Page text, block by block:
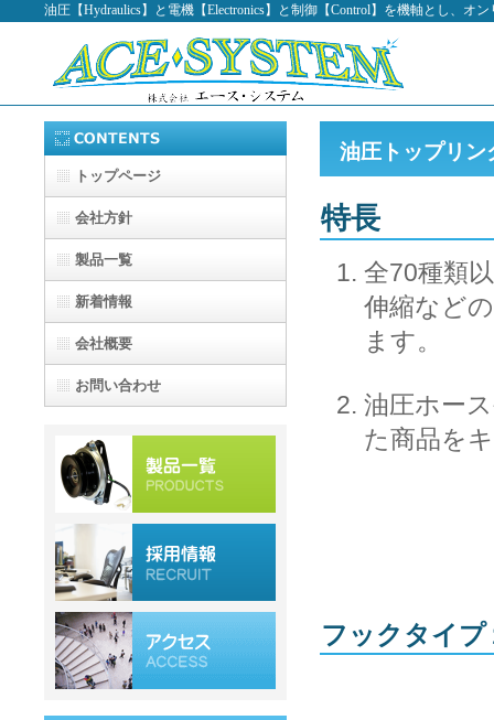
油圧【Hydraulics】と電機【Electronics】と制御【Control】を機軸とし、オ
油圧トップリン
特長
全70種類
伸縮など
ます。
油圧ホー
た商品を
フックタイプ
トップページ
会社方針
製品一覧
新着情報
会社概要
お問い合わせ